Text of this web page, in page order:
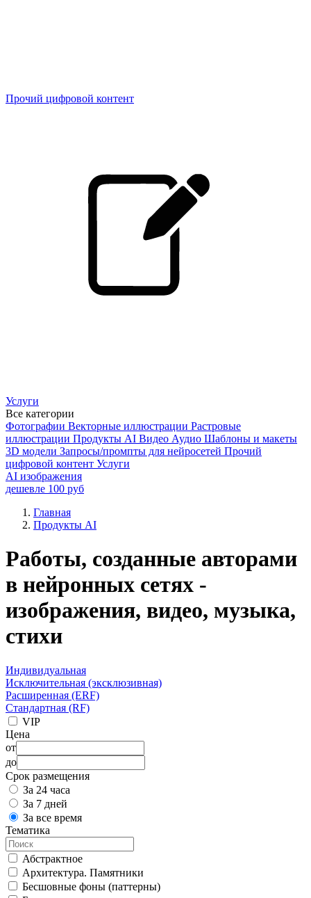
Прочий цифровой контент
Услуги
Все категории
Фотографии Векторные иллюстрации Растровые
иллюстрации Продукты AI Видео Аудио Шаблоны и макеты
3D модели Запросы/промпты для нейросетей Прочий
цифровой контент Услуги
AI изображения
дешевле 100 руб
Главная
Продукты AI
Работы, созданные авторами
в нейронных сетях -
изображения, видео, музыка,
стихи
Индивидуальная
Исключительная (эксклюзивная)
Расширенная (ERF)
Стандартная (RF)
VIP
Цена
от
до
Срок размещения
За 24 часа
За 7 дней
За все время
Тематика
Абстрактное
Архитектура. Памятники
Бесшовные фоны (паттерны)